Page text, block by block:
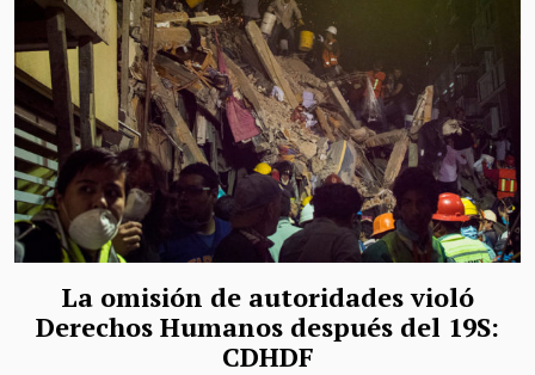
La omisión de autoridades violó
Derechos Humanos después del 19S:
CDHDF